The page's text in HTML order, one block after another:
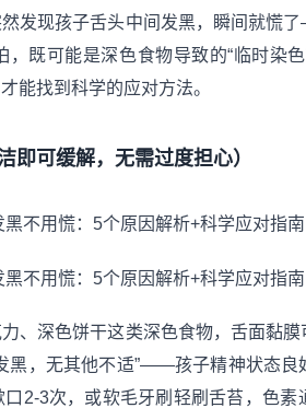
发现孩子舌头中间发黑，瞬间就慌
既可能是深色食物导致的“临时染
能找到科学的应对方法。
即可缓解，无需过度担心）
、深色饼干这类深色食物，舌面黏
黑，无其他不适”——孩子精神状态良
2-3次，或软毛牙刷轻刷舌苔，色